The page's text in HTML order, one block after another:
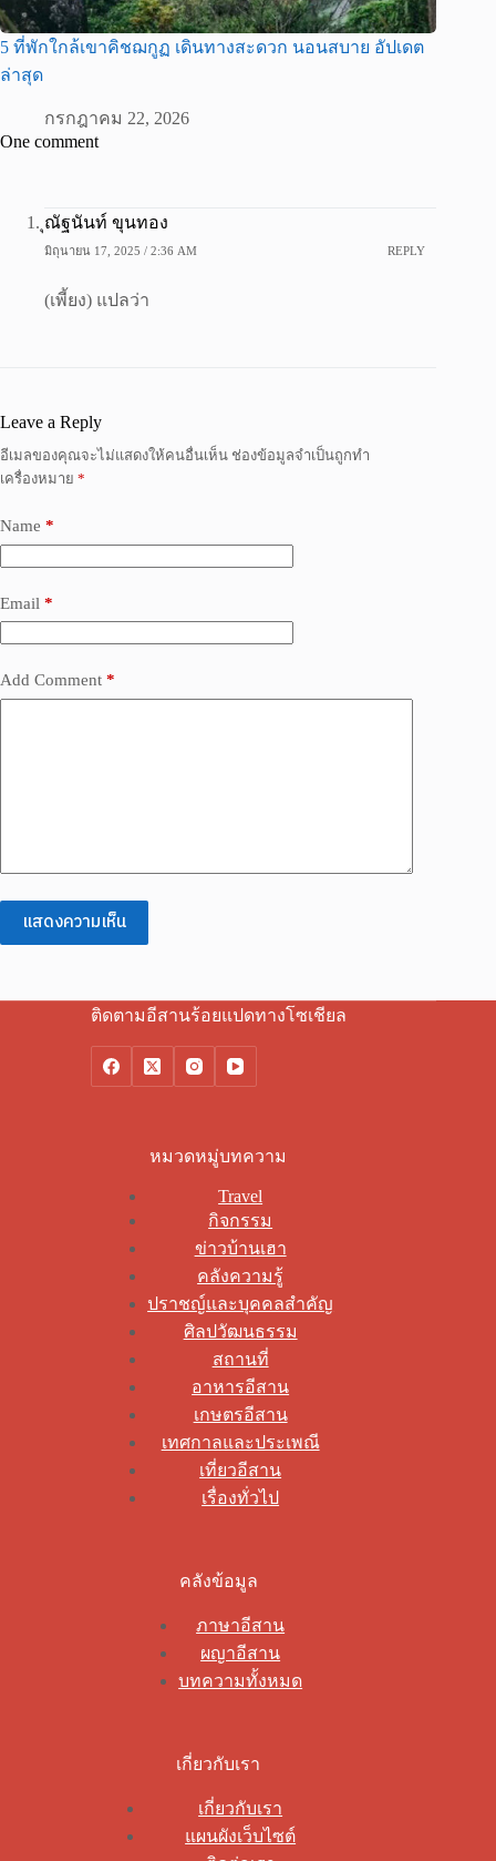
5 ที่พักใกล้เขาคิชฌกูฏ เดินทางสะดวก นอนสบาย อัปเดต
ล่าสุด
กรกฎาคม 22, 2026
One comment
ุณัฐนันท์ ขุนทอง
มิถุนายน 17, 2025 / 2:36 AM REPLY
(เพี้ยง) แปลว่า
Leave a Reply
อีเมลของคุณจะไม่แสดงให้คนอื่นเห็น ช่องข้อมูลจำเป็นถูกทำ
เครื่องหมาย *
Name *
Email *
Add Comment *
แสดงความเห็น
ติดตามอีสานร้อยแปดทางโซเชียล
หมวดหมู่บทความ
Travel
กิจกรรม
ข่าวบ้านเฮา
คลังความรู้
ปราชญ์และบุคคลสำคัญ
ศิลปวัฒนธรรม
สถานที่
อาหารอีสาน
เกษตรอีสาน
เทศกาลและประเพณี
เที่ยวอีสาน
เรื่องทั่วไป
คลังข้อมูล
ภาษาอีสาน
ผญาอีสาน
บทความทั้งหมด
เกี่ยวกับเรา
เกี่ยวกับเรา
แผนผังเว็บไซต์